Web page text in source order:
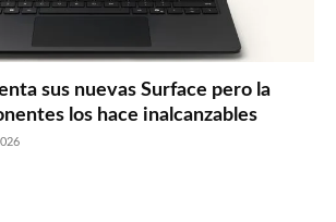
sus nuevas Surface pero la
los hace inalcanzables